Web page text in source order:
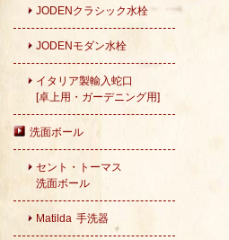
JODENクラシック水栓
JODENモダン水栓
イタリア製輸入蛇口
[卓上用・ガーデニング用]
洗面ボール
セント・トーマス
洗面ボール
Matilda 手洗器